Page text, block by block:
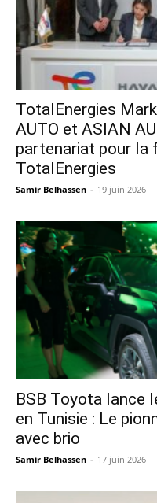
TotalEnergies
AUTO et ASIAN
partenariat pour la
TotalEnergies
Samir Belhassen - 19 juin 2026
​BSB Toyota lance
en Tunisie : Le
avec brio
Samir Belhassen - 17 juin 2026